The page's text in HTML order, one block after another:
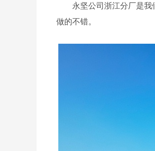
永坚公司浙江分厂是
做的不错。